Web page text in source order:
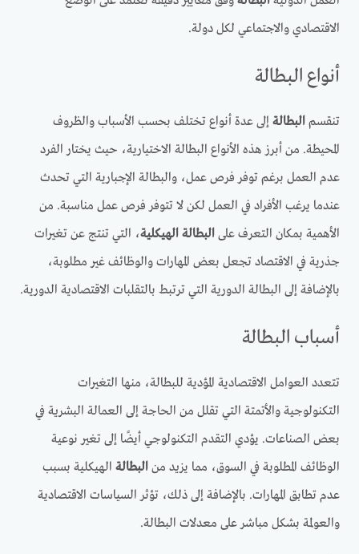
الاقتصادي والاجتماعي لكل دولة.
أنواع البطالة
تنقسمالبطالة إلى عدة أنواع تختلف بحسب الأسباب والظروف
المحيطة. من أبرز هذه الأنواع البطالة الاختيارية، حيث يختار الفرد
عدم العمل برغم توفر فرص عمل، والبطالة الإجبارية التي تحدث
عندما يرغب الأفراد في العمل لكن لا تتوفر فرص عمل مناسبة. من
الأهمية بمكان التعرف علىالبطالة الهيكلية، التي تنتج عن تغيرات
جذرية في الاقتصاد تجعل بعض المهارات والوظائف غير مطلوبة،
بالإضافة إلى البطالة الدورية التي ترتبط بالتقلبات الاقتصادية الدورية.
أسباب البطالة
تتعدد العوامل الاقتصادية المؤدية للبطالة، منها التغيرات
التكنولوجية والأتمتة التي تقلل من الحاجة إلى العمالة البشرية في
بعض الصناعات. يؤدي التقدم التكنولوجي أيضًا إلى تغير نوعية
الوظائف المطلوبة في السوق، مما يزيد منالبطالة الهيكلية بسبب
عدم تطابق المهارات. بالإضافة إلى ذلك، تؤثر السياسات الاقتصادية
والعولمة بشكل مباشر على معدلات البطالة.